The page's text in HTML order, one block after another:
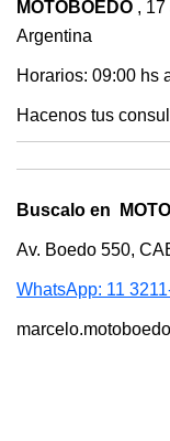
MOTOBOEDO ,
Argentina
Horarios: 09:00 hs
Hacenos tus
Buscalo en
Av. Boedo 550,
WhatsApp: 11